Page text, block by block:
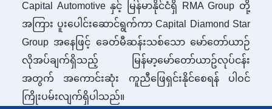
Capital Automotive နှင့် မြန်မာနိုင်ငံရှိ RMA Group တို့
အကြား ပူးပေါင်းဆောင်ရွက်ကာ Capital Diamond Star
Group အနေဖြင့် ခေတ်မီဆန်းသစ်သော မော်တော်ယာဉ်
လိုအပ်ချက်ရှိသည့် မြန်မာ့မော်တော်ယာဥ်လုပ်ငန်း
အတွက် အကောင်းဆုံး ကူညီဖြေရှင်းနိုင်စေရန် ပါဝင်
ကြိုးပမ်းလျက်ရှိပါသည်။